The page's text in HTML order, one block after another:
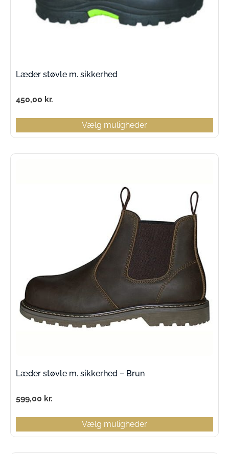
Læder støvle m. sikkerhed
450,00 kr.
Vælg muligheder
Læder støvle m. sikkerhed – Brun
599,00 kr.
Vælg muligheder